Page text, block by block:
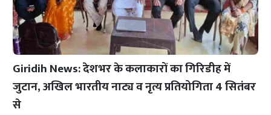
Giridih News: देशभर के कलाकारों का गिरिडीह में
जुटान, अखिल भारतीय नाट्य व नृत्य प्रतियोगिता 4 सितंबर
से